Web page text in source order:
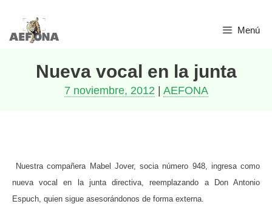
Saltar
Menú
Nueva vocal en la junta
7 noviembre, 2012| AEFONA
Nuestra compañera Mabel Jover, socia número 948, ingresa como
nueva vocal en la junta directiva, reemplazando a Don Antonio
Espuch, quien sigue asesorándonos de forma externa.